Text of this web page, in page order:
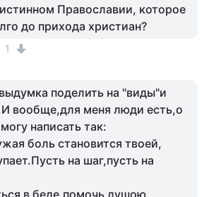
Православии, которое
до прихода христиан?
1
поделить на "виды"и
вообще,для меня люди есть,о
написать так:
боль становится твоей,
на шаг,пусть на
в беде,помочь душою